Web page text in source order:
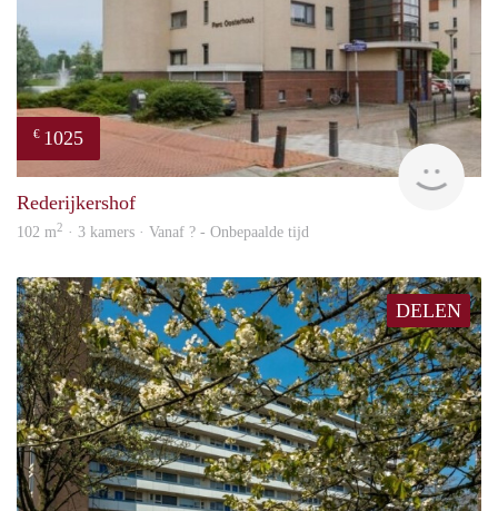
€ 1025
Rederijkershof
102 m2 · 3 kamers · Vanaf ? - Onbepaalde tijd
DELEN